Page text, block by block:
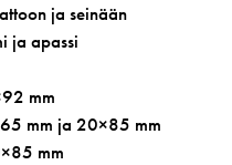
ja seinään
ja apassi
mm
mm ja 20×85 mm
mm